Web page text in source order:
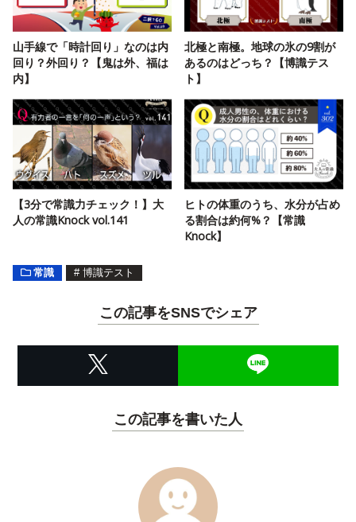
山手線で「時計回り」なのは内
回り？外回り？【鬼は外、福は
内】
北極と南極。地球の氷の9割が
あるのはどっち？【博識テス
ト】
【3分で常識力チェック！】大
人の常識Knock vol.141
ヒトの体重のうち、水分が占め
る割合は約何%？【常識
Knock】
常識 # 博識テスト
この記事をSNSでシェア
この記事を書いた人